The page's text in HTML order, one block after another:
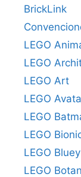
BrickLink
LEGO
LEGO
LEGO Art
LEGO
LEGO
LEGO
LEGO Bluey
LEGO